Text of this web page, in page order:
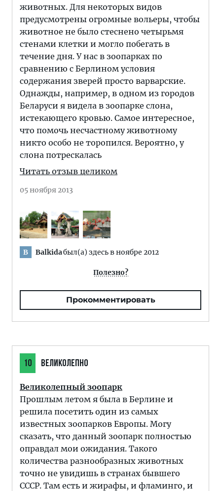
животных. Для некоторых видов
предусмотрены огромные вольеры, чтобы
животное не было стеснено четырьмя
стенами клетки и могло побегать в
течение дня. У нас в зоопарках по
сравнению с Берлином условия
содержания зверей просто варварские.
Однажды, например, в одном из городов
Беларуси я видела в зоопарке слона,
истекающего кровью. Самое интересное,
что помочь несчастному животному
никто особо не торопился. Вероятно, у
слона потрескалась
Читать отзыв целиком
05 ноября 2013
B Balkidaбыл(а) здесь в ноябре 2012
Полезно?
Прокомментировать
10 ВЕЛИКОЛЕПНО
Великолепный зоопарк
Прошлым летом я была в Берлине и
решила посетить один из самых
известных зоопарков Европы. Могу
сказать, что данный зоопарк полностью
оправдал мои ожидания. Такого
количества разнообразных животных
точно не увидишь в странах бывшего
СССР. Там есть и жирафы, и фламинго, и